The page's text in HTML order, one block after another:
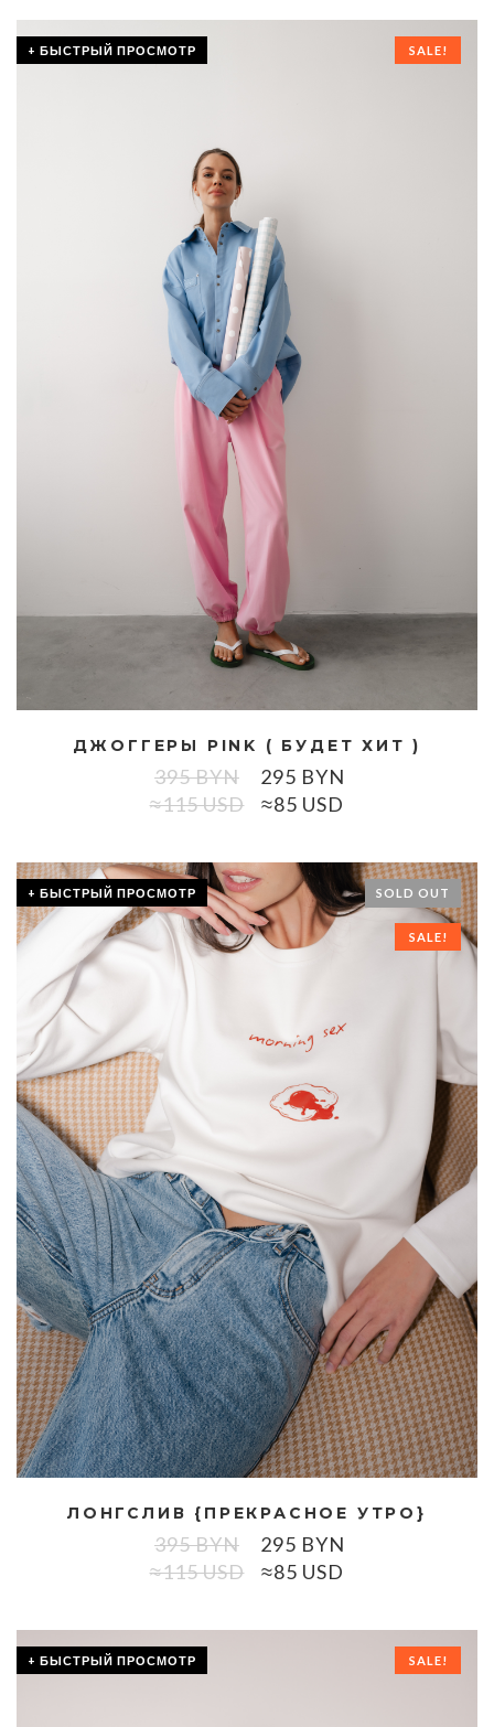
+ БЫСТРЫЙ ПРОСМОТР SALE!
ДЖОГГЕРЫ PINK ( БУДЕТ ХИТ )
395BYN
≈115 USD
295 BYN
≈85 USD
+ БЫСТРЫЙ ПРОСМОТР SOLD OUT
SALE!
ЛОНГСЛИВ {ПРЕКРАСНОЕ УТРО}
395BYN
≈115 USD
295 BYN
≈85 USD
+ БЫСТРЫЙ ПРОСМОТР SALE!